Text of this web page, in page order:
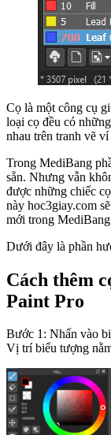
Cọ là một công cụ
loại cọ đều có
nhau trên tranh vẽ
Trong MediBang
sẵn. Nhưng vẫn
được những chiếc
này hoc3giay.com
mới trong
Dưới đây là phần
Cách thêm
Paint Pro
Bước 1: Nhấn vào
Vị trí biểu tượng